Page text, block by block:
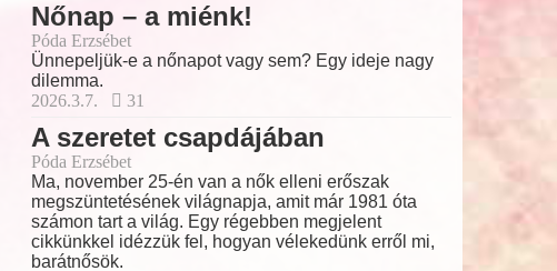
Nőnap – a miénk!
Póda Erzsébet
Ünnepeljük-e a nőnapot vagy sem? Egy ideje nagy
dilemma.
2026.3.7.
31
A szeretet csapdájában
Póda Erzsébet
Ma, november 25-én van a nők elleni erőszak
megszüntetésének világnapja, amit már 1981 óta
számon tart a világ. Egy régebben megjelent
cikkünkkel idézzük fel, hogyan vélekedünk erről mi,
barátnősök.